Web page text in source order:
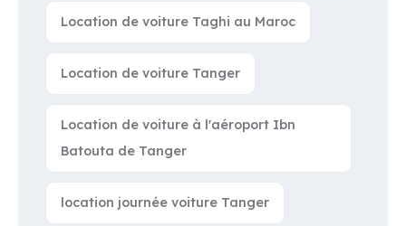
Location de voiture Taghi au Maroc
Location de voiture Tanger
Location de voiture à l'aéroport Ibn
Batouta de Tanger
location journée voiture Tanger